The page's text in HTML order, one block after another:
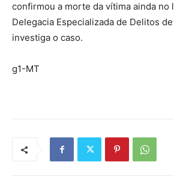
confirmou a morte da vítima ainda no
Delegacia Especializada de Delitos
investiga o caso.
g1-MT